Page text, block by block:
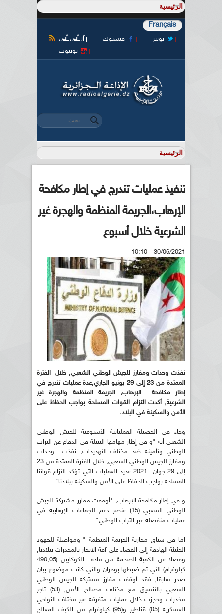
Français
آر أس أس فيسبوك
تويتر
يوتيوب
استمارة البحث
‏بحث ‏
تنفيذ عمليات تندرج في إطار مكافحة
الإرهاب،الجريمة المنظمة والهجرة غير
الشرعية خلال أسبوع
30/06/2021 - 10:10
نفذت وحدات ومفارز للجيش الوطني الشعبي, خلال الفترة
الممتدة من 23 إلى 29 يونيو الجاري,عدة عمليات تندرج في
إطار مكافحة الإرهاب, الجريمة المنظمة والهجرة غير
الشرعية, أكدت التزام القوات المسلحة بواجب الحفاظ على
الأمن والسكينة في البلاد.
وجاء في الحصيلة العملياتية الأسبوعية للجيش الوطني
الشعبي أنه "و في إطار مهامها النبيلة في الدفاع عن التراب
الوطني وتأمينه ضد مختلف التهديدات, نفذت وحدات
ومفارز للجيش الوطني الشعبي, خلال الفترة الممتدة من 23
إلى 29 جوان 2021 عديد العمليات التي تؤكد التزام قواتنا
المسلحة بواجب الحفاظ على الأمن والسكينة ببلادنا".
و في إطار مكافحة الإرهاب, "أوقفت مفارز مشتركة للجيش
الوطني الشعبي (15) عنصر دعم للجماعات الإرهابية في
عمليات منفصلة عبر التراب الوطني".
اما في سياق محاربة الجريمة المنظمة " ومواصلة للجهود
الحثيثة الهادفة إلى القضاء على آفة الاتجار بالمخدرات ببلادنا,
وفضلا عن الكمية الضخمة من مادة الكوكايين (490,05
كيلوغرام) التي تم ضبطها بوهران والتي كانت موضوع بيان
صدر سابقا, فقد أوقفت مفارز مشتركة للجيش الوطني
الشعبي بالتنسيق مع مختلف مصالح الأمن, (53) تاجر
مخدرات وحجزت خلال عمليات متفرقة عبر مختلف النواحي
العسكرية (05) قناطير و(95) كيلوغرام من الكيف المعالج